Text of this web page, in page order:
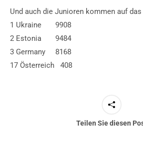
Und auch die Junioren kommen auf das
1 Ukraine 9908
2 Estonia 9484
3 Germany 8168
17 Österreich 408
Teilen Sie diesen